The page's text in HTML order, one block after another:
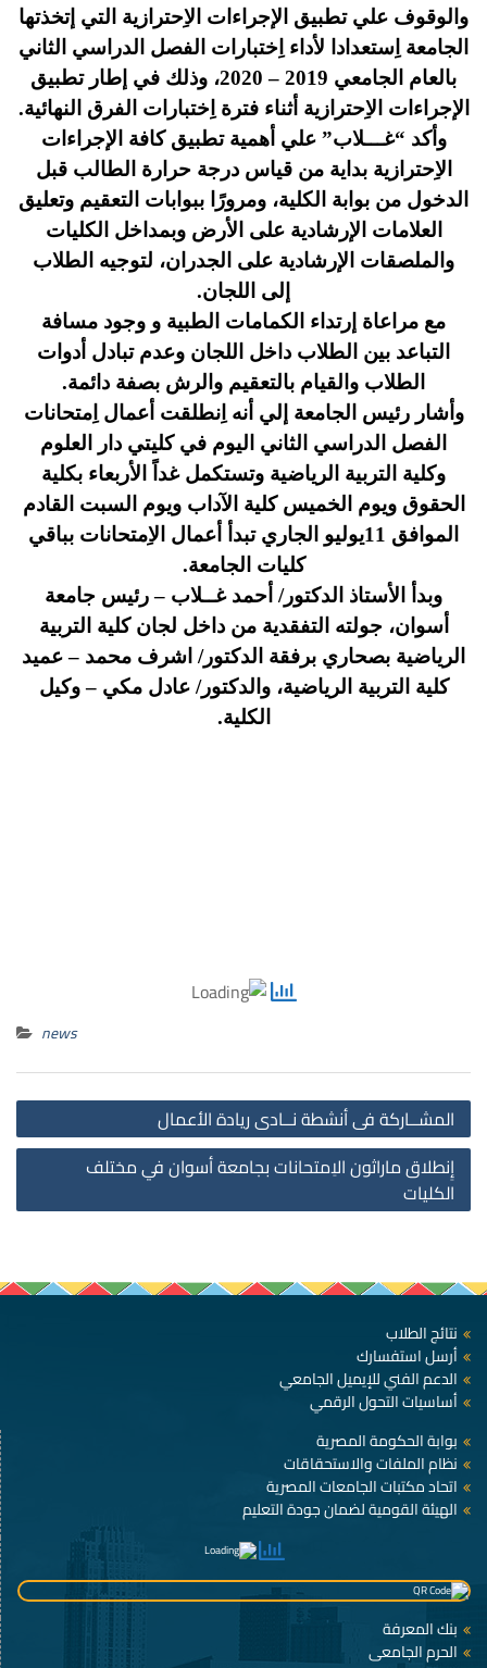
والوقوف علي تطبيق الإجراءات الاِحترازية التي إتخذتها
الجامعة اِستعدادا لأداء اِختبارات الفصل الدراسي الثاني
بالعام الجامعي 2019 – 2020، وذلك في إطار تطبيق
الإجراءات الاِحترازية أثناء فترة اِختبارات الفرق النهائية.
وأكد “غـــلاب” علي أهمية تطبيق كافة الإجراءات
الاِحترازية بداية من قياس درجة حرارة الطالب قبل
الدخول من بوابة الكلية، ومرورًا ببوابات التعقيم وتعليق
العلامات الإرشادية على الأرض وبمداخل الكليات
والملصقات الإرشادية على الجدران، لتوجيه الطلاب
إلى اللجان.
مع مراعاة إرتداء الكمامات الطبية و وجود مسافة
التباعد بين الطلاب داخل اللجان وعدم تبادل أدوات
الطلاب والقيام بالتعقيم والرش بصفة دائمة.
وأشار رئيس الجامعة إلي أنه اِنطلقت أعمال اِمتحانات
الفصل الدراسي الثاني اليوم في كليتي دار العلوم
وكلية التربية الرياضية وتستكمل غداً الأربعاء بكلية
الحقوق ويوم الخميس كلية الآداب ويوم السبت القادم
الموافق 11يوليو الجاري تبدأ أعمال الاِمتحانات بباقي
كليات الجامعة.
وبدأ الأستاذ الدكتور/ أحمد غــلاب – رئيس جامعة
أسوان، جولته التفقدية من داخل لجان كلية التربية
الرياضية بصحاري برفقة الدكتور/ اشرف محمد – عميد
كلية التربية الرياضية، والدكتور/ عادل مكي – وكيل
الكلية.
news
المشــاركة فى أنشطة نــادى ريادة الأعمال
إِنطلاق ماراثون الاِمتحانات بجامعة أسوان في مختلف
الكليات
نتائج الطلاب
أرسل استفسارك
الدعم الفني للإيميل الجامعي
أساسيات التحول الرقمي
بوابة الحكومة المصرية
نظام الملفات والاستحقاقات
اتحاد مكتبات الجامعات المصرية
الهيئة القومية لضمان جودة التعليم
بنك المعرفة
الحرم الجامعى